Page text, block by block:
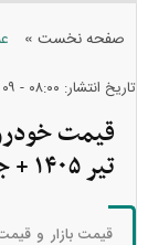
صفحه نخست »
تاریخ انتشار: ۰۸:۰۰ - ۰۹ تير ۱۴۰۵
تیر ۱۴۰۵ + جدول